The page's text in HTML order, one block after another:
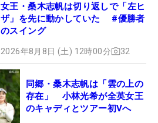
女王・桑木志帆は切り返しで「左ヒ
ザ」を先に動かしていた #優勝者
のスイング
2026年8月8日 (土) 12時00分 32
同郷・桑木志帆は「雲の上の
存在」 小林光希が全英女王
のキャディとツアー初Vへ